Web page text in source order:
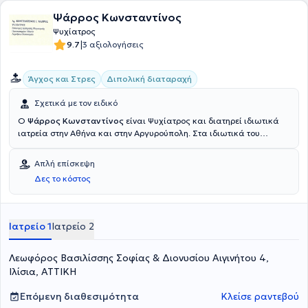
Ψάρρος Κωνσταντίνος
Ψυχίατρος
9.7|3 αξιολογήσεις
Άγχος και Στρες Διπολική διαταραχή
Σχετικά με τον ειδικό
Ο Ψάρρος Κωνσταντίνος είναι Ψυχίατρος και διατηρεί ιδιωτικά
ιατρεία στην Αθήνα και στην Αργυρούπολη. Στα ιδιωτικά του
αποτελεσματική και την άμεση εξυπηρέτηση όλων των ασθενών
του. Ως αναπληρωτής καθηγητής του Εθνικού και Καποδιστριακού
Πανεπιστημίου Αθηνών έχει στο ενεργητικό του πλήθος
συγγραμμάτων όπως και μελετών που φέρουν την υπογραφή του σε
άπνοια. Ο Ψυχίατρος Ψάρρος Κωνσταντίνος, με εμπειρία πολλών
ετών στον κλάδο του ασχολείται μεταξύ άλλων με αγχώδεις
συναισθηματικής φύσεως, όπως κατάθλιψη και υπερθυμία.
Απλή επίσκεψη
Δες το κόστος
Ιατρείο 1Ιατρείο 2
Λεωφόρος Βασιλίσσης Σοφίας & Διονυσίου Αιγινήτου 4,
Ιλίσια, ΑΤΤΙΚΗ
Επόμενη διαθεσιμότητα
Κλείσε ραντεβού